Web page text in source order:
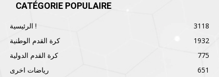
CATÉGORIE POPULAIRE
الرئيسية !
3118
كرة القدم الوطنية
1932
كرة القدم الدولية
775
رياضات اخرى
651